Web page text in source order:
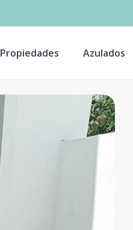
Propiedades Azulados